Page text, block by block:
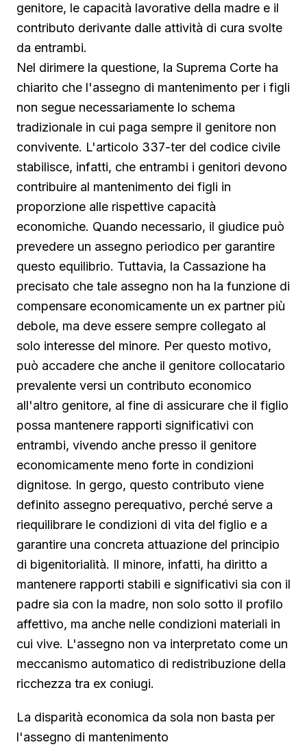
genitore, le capacità lavorative della madre e il
contributo derivante dalle attività di cura svolte
da entrambi.
Nel dirimere la questione, la Suprema Corte ha
chiarito che l'assegno di mantenimento per i figli
non segue necessariamente lo schema
tradizionale in cui paga sempre il genitore non
convivente. L'articolo 337-ter del codice civile
stabilisce, infatti, che entrambi i genitori devono
contribuire al mantenimento dei figli in
proporzione alle rispettive capacità
economiche. Quando necessario, il giudice può
prevedere un assegno periodico per garantire
questo equilibrio. Tuttavia, la Cassazione ha
precisato che tale assegno non ha la funzione di
compensare economicamente un ex partner più
debole, ma deve essere sempre collegato al
solo interesse del minore. Per questo motivo,
può accadere che anche il genitore collocatario
prevalente versi un contributo economico
all'altro genitore, al fine di assicurare che il figlio
possa mantenere rapporti significativi con
entrambi, vivendo anche presso il genitore
economicamente meno forte in condizioni
dignitose. In gergo, questo contributo viene
definito assegno perequativo, perché serve a
riequilibrare le condizioni di vita del figlio e a
garantire una concreta attuazione del principio
di bigenitorialità. Il minore, infatti, ha diritto a
mantenere rapporti stabili e significativi sia con il
padre sia con la madre, non solo sotto il profilo
affettivo, ma anche nelle condizioni materiali in
cui vive. L'assegno non va interpretato come un
meccanismo automatico di redistribuzione della
ricchezza tra ex coniugi.
La disparità economica da sola non basta per
l'assegno di mantenimento